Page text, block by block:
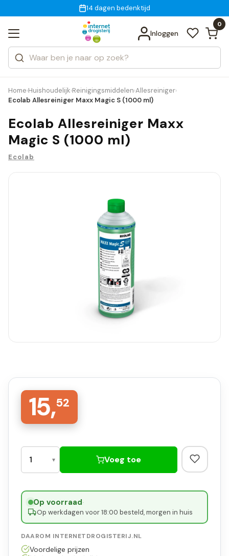
voor 18:00 uur besteld
Gratis bezorging
14 dagen bedenktijd
Inloggen
0
Zoeken
Categorieën
Merken
Bekijk alle resultaten
Home›Huishoudelijk›Reinigingsmiddelen›Allesreiniger›
Ecolab Allesreiniger Maxx Magic S (1000 ml)
Ecolab Allesreiniger Maxx
Magic S (1000 ml)
Ecolab
15,52
Voeg toe
Op voorraad·
Op werkdagen voor 18:00 besteld, morgen in huis
DAAROM INTERNETDROGISTERIJ.NL
Voordelige prijzen